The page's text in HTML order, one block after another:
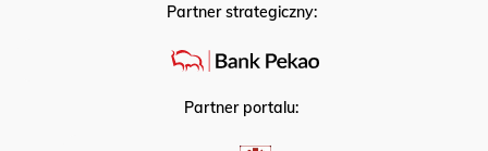
Partner strategiczny:
Partner portalu: